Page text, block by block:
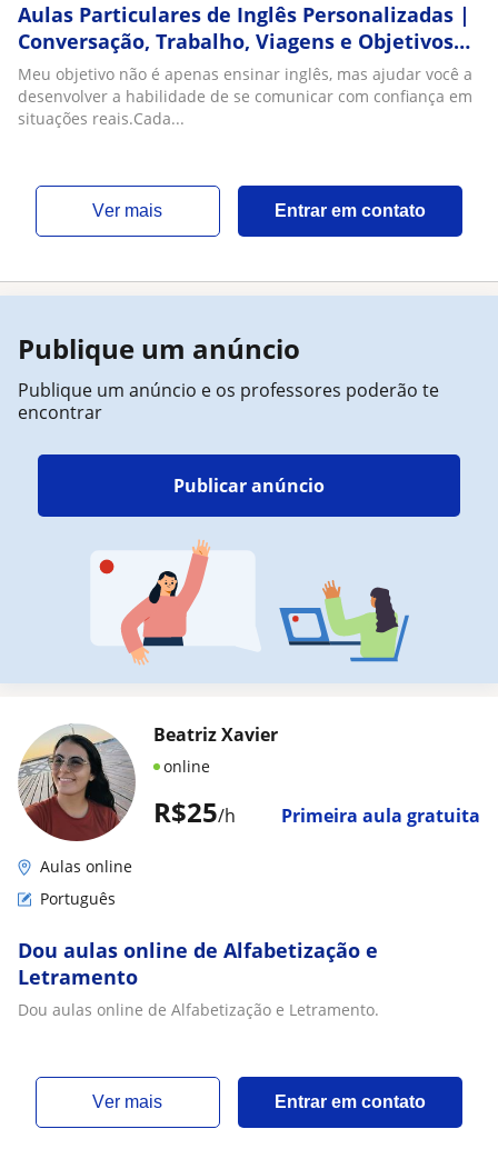
Aulas Particulares de Inglês Personalizadas |
Conversação, Trabalho, Viagens e Objetivos
Profissionais
Meu objetivo não é apenas ensinar inglês, mas ajudar você a
desenvolver a habilidade de se comunicar com confiança em
situações reais.Cada...
ver mais Entrar em contato
Publique um anúncio
Publique um anúncio e os professores poderão te
encontrar
Publicar anúncio
R$25/h Primeira aula gratuita
Beatriz Xavier
online
Aulas online
Português
Dou aulas online de Alfabetização e
Letramento
Dou aulas online de Alfabetização e Letramento.
ver mais Entrar em contato